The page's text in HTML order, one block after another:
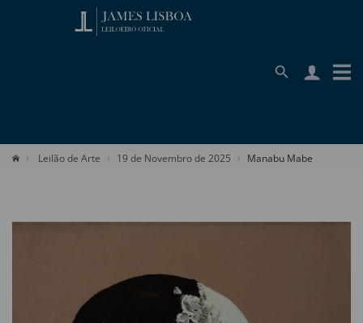
Leilão de Arte 19 de Novembro de 2025 Manabu Mabe